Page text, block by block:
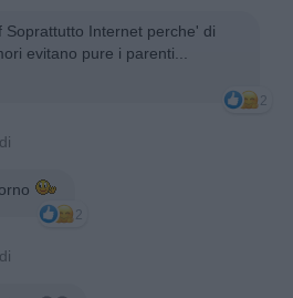
Soprattutto Internet perche' di
evitano pure i parenti...
2
2